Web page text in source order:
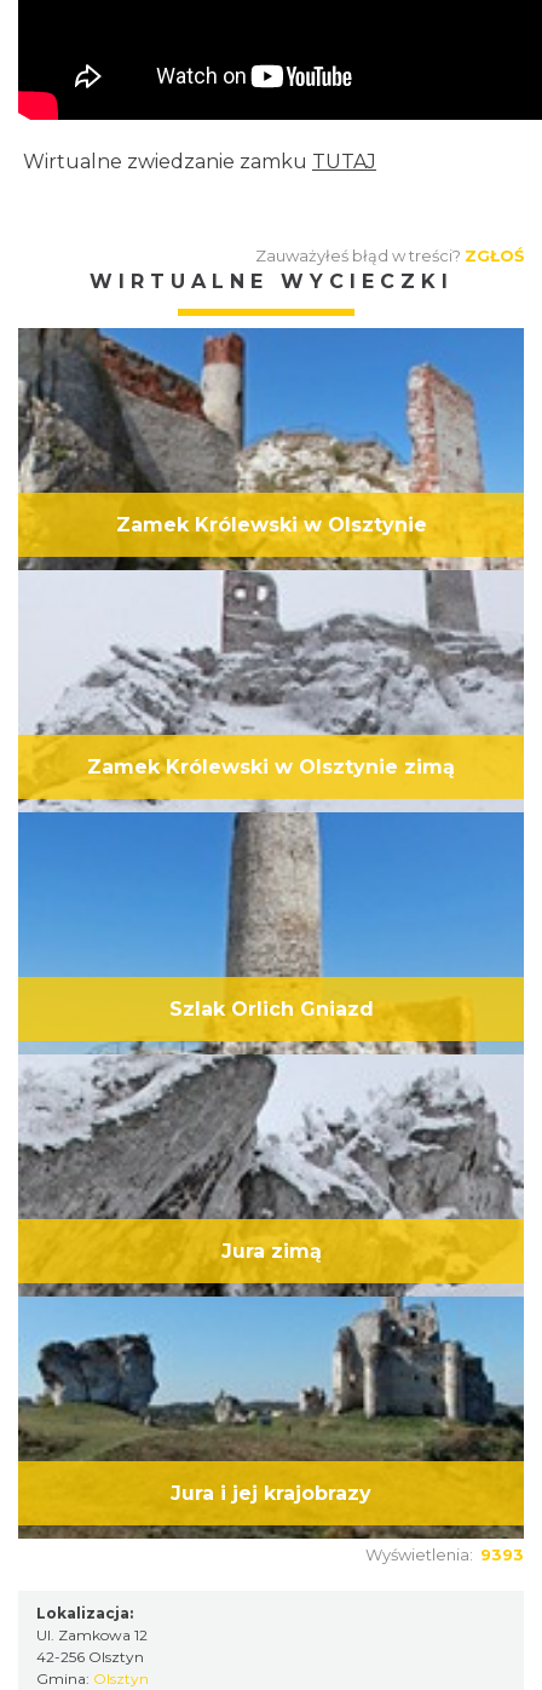
Wirtualne zwiedzanie zamku TUTAJ
Zauważyłeś błąd w treści? ZGŁOŚ
WIRTUALNE WYCIECZKI
Zamek Królewski w Olsztynie
Zamek Królewski w Olsztynie zimą
Szlak Orlich Gniazd
Jura zimą
Jura i jej krajobrazy
Wyświetlenia: 9393
Lokalizacja:
Ul. Zamkowa 12
42-256 Olsztyn
Gmina: Olsztyn